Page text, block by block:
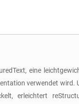
eine
verwendet wird.
erleichtert